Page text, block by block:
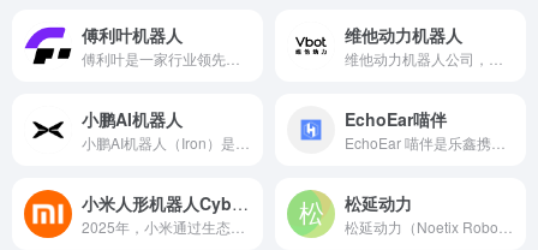
傅利叶机器人 维他动力机器人
小鹏AI机器人 EchoEar喵伴
小米人形机器人CyberOne 松延动力